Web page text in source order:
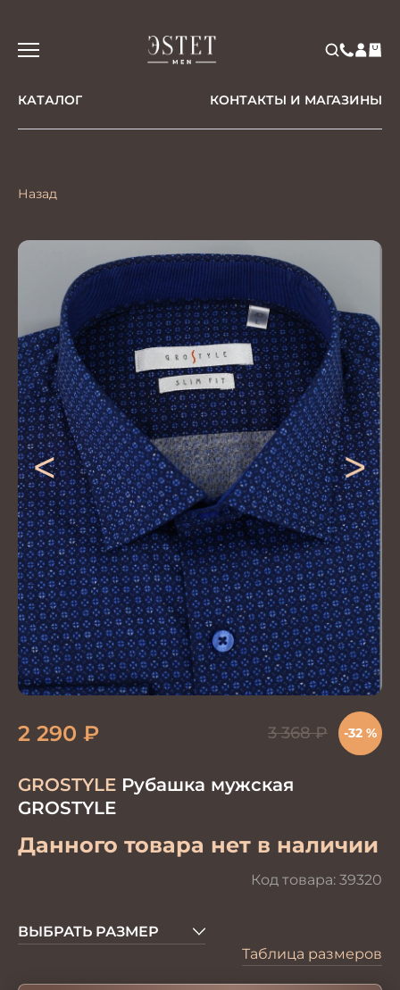
КАТАЛОГ КОНТАКТЫ И МАГАЗИНЫ
Назад
< >
GROSTYLE Рубашка мужская
GROSTYLE
Данного товара нет в наличии
Код товара: 39320
2 290 ₽ 3 368₽ -32 %
ВЫБРАТЬ РАЗМЕР
Таблица размеров